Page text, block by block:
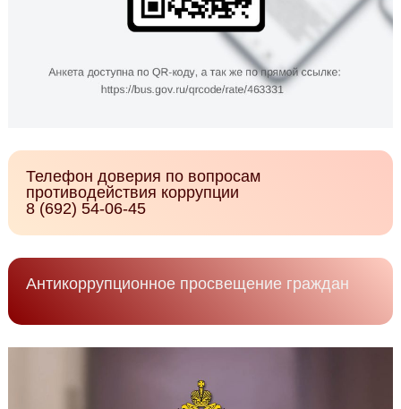
Телефон доверия по вопросам
противодействия коррупции
8 (692) 54-06-45
Антикоррупционное просвещение граждан